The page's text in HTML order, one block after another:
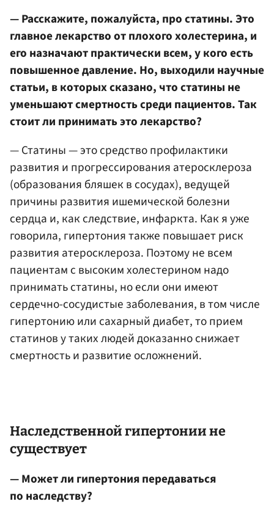
— Расскажите, пожалуйста, про статины. Это
главное лекарство от плохого холестерина, и
его назначают практически всем, у кого есть
повышенное давление. Но, выходили научные
статьи, в которых сказано, что статины не
уменьшают смертность среди пациентов. Так
стоит ли принимать это лекарство?
— Статины — это средство профилактики
развития и прогрессирования атеросклероза
(образования бляшек в сосудах), ведущей
причины развития ишемической болезни
сердца и, как следствие, инфаркта. Как я уже
говорила, гипертония также повышает риск
развития атеросклероза. Поэтому не всем
пациентам с высоким холестерином надо
принимать статины, но если они имеют
сердечно-сосудистые заболевания, в том числе
гипертонию или сахарный диабет, то прием
статинов у таких людей доказанно снижает
смертность и развитие осложнений.
Наследственной гипертонии не
существует
— Может ли гипертония передаваться
по наследству?